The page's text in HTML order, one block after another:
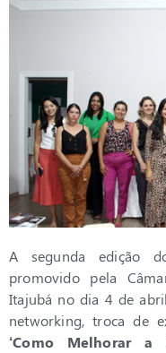
A segunda edição
promovido pela
Itajubá no dia 4 de
networking, troca de
‘Como Melhorar a